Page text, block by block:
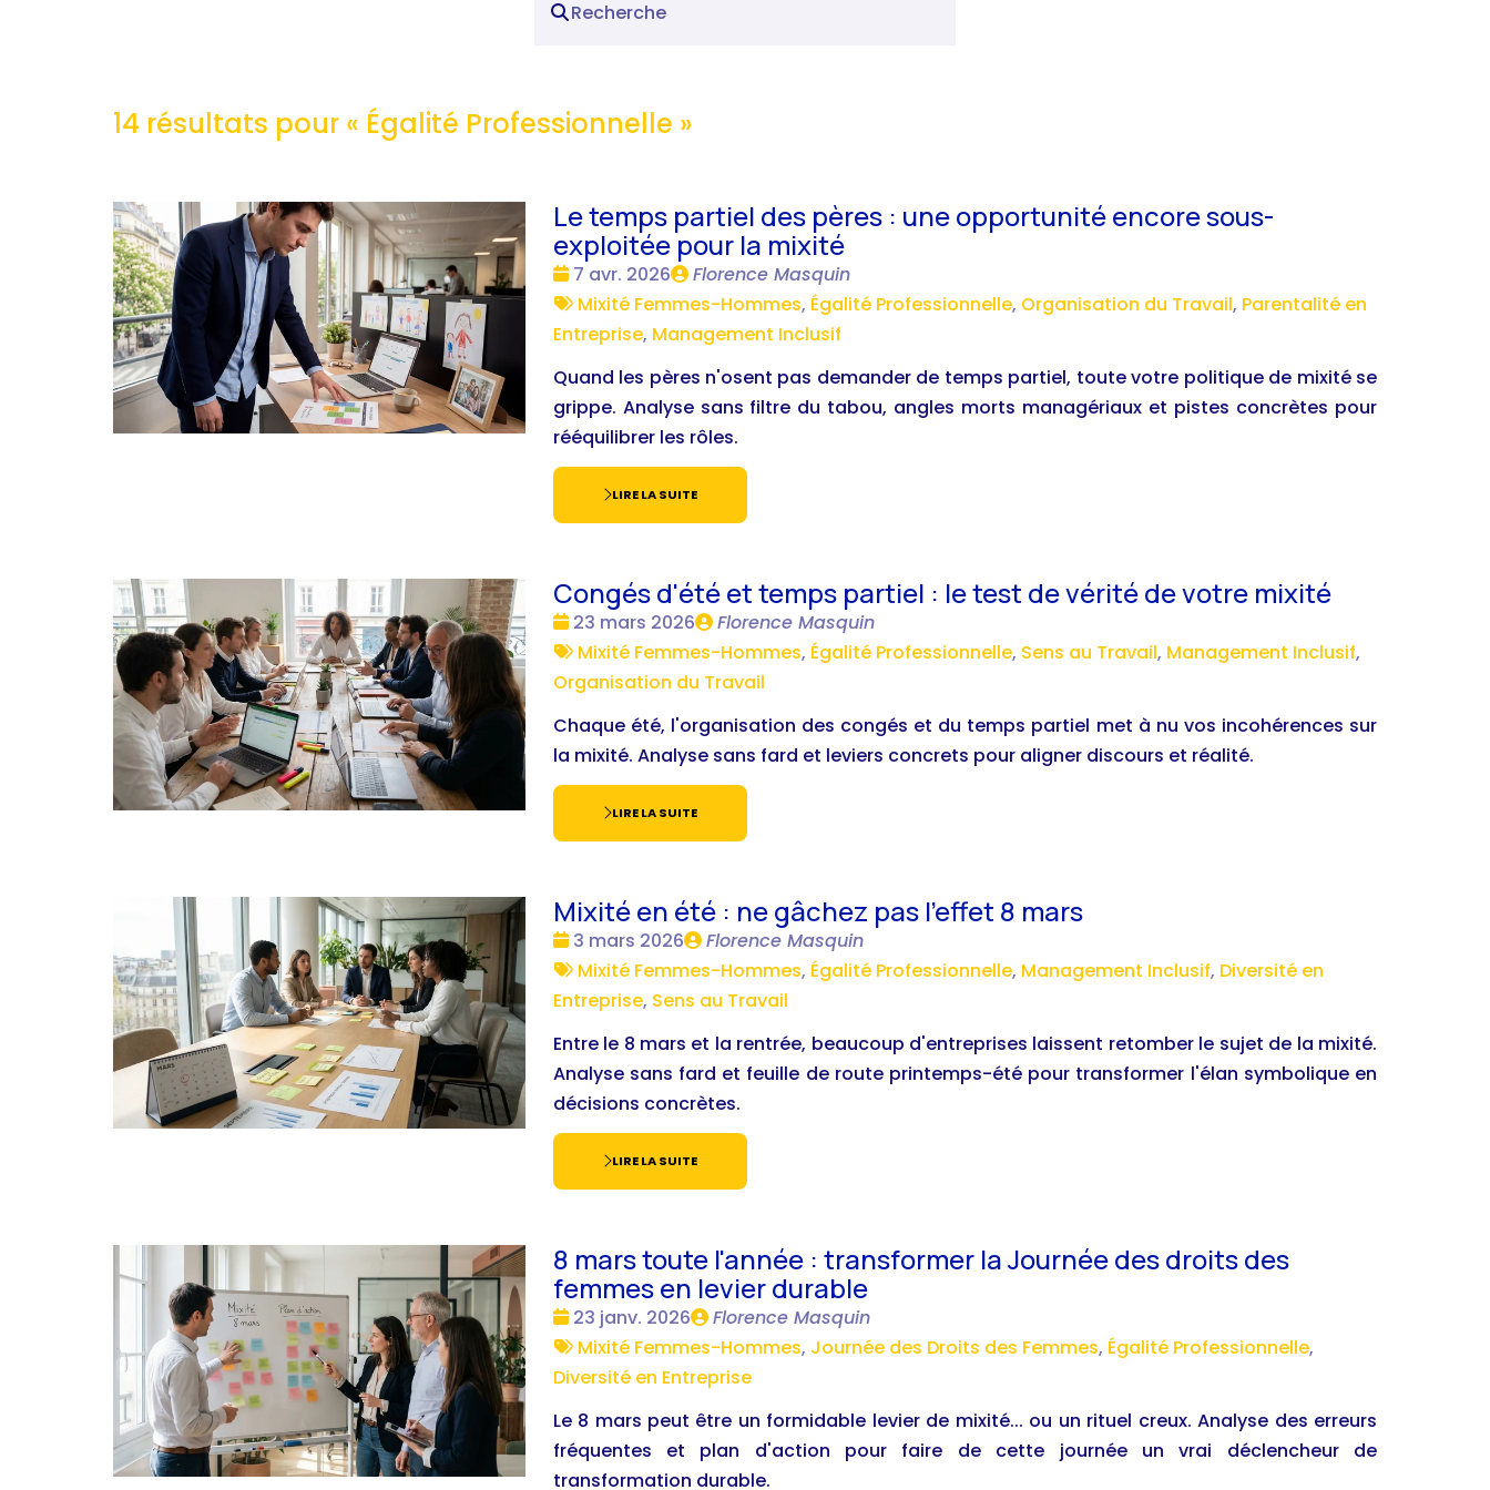
14 résultats pour « Égalité Professionnelle »
Le temps partiel des pères : une opportunité encore sous-
exploitée pour la mixité
Date
:
7 avr. 2026
Publié
par
Florence Masquin
Tags
:
Mixité Femmes-Hommes, Égalité Professionnelle, Organisation du Travail, Parentalité en
Entreprise, Management Inclusif
Quand les pères n'osent pas demander de temps partiel, toute votre politique de mixité se
grippe. Analyse sans filtre du tabou, angles morts managériaux et pistes concrètes pour
rééquilibrer les rôles.
LIRE LA SUITE
Congés d'été et temps partiel : le test de vérité de votre mixité
Date
:
23 mars 2026
Publié
par
Florence Masquin
Tags
:
Mixité Femmes-Hommes, Égalité Professionnelle, Sens au Travail, Management Inclusif,
Organisation du Travail
Chaque été, l'organisation des congés et du temps partiel met à nu vos incohérences sur
la mixité. Analyse sans fard et leviers concrets pour aligner discours et réalité.
LIRE LA SUITE
Mixité en été : ne gâchez pas l'effet 8 mars
Date
:
3 mars 2026
Publié
par
Florence Masquin
Tags
:
Mixité Femmes-Hommes, Égalité Professionnelle, Management Inclusif, Diversité en
Entreprise, Sens au Travail
Entre le 8 mars et la rentrée, beaucoup d'entreprises laissent retomber le sujet de la mixité.
Analyse sans fard et feuille de route printemps-été pour transformer l'élan symbolique en
décisions concrètes.
LIRE LA SUITE
8 mars toute l'année : transformer la Journée des droits des
femmes en levier durable
Date
:
23 janv. 2026
Publié
par
Florence Masquin
Tags
:
Mixité Femmes-Hommes, Journée des Droits des Femmes, Égalité Professionnelle,
Diversité en Entreprise
Le 8 mars peut être un formidable levier de mixité... ou un rituel creux. Analyse des erreurs
fréquentes et plan d'action pour faire de cette journée un vrai déclencheur de
transformation durable.